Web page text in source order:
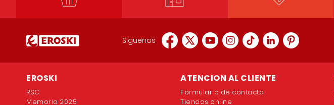
Síguenos
EROSKI
RSC
Memoria 2025
ATENCION AL CLIENTE
Formulario de contacto
Tiendas online